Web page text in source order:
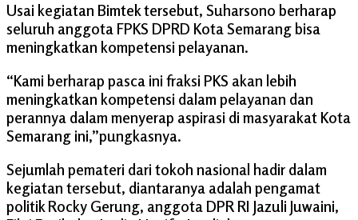
Usai kegiatan Bimtek tersebut, Suharsono berharap
seluruh anggota FPKS DPRD Kota Semarang bisa
meningkatkan kompetensi pelayanan.
“Kami berharap pasca ini fraksi PKS akan lebih
meningkatkan kompetensi dalam pelayanan dan
perannya dalam menyerap aspirasi di masyarakat Kota
Semarang ini,”pungkasnya.
Sejumlah pemateri dari tokoh nasional hadir dalam
kegiatan tersebut, diantaranya adalah pengamat
politik Rocky Gerung, anggota DPR RI Jazuli Juwaini,